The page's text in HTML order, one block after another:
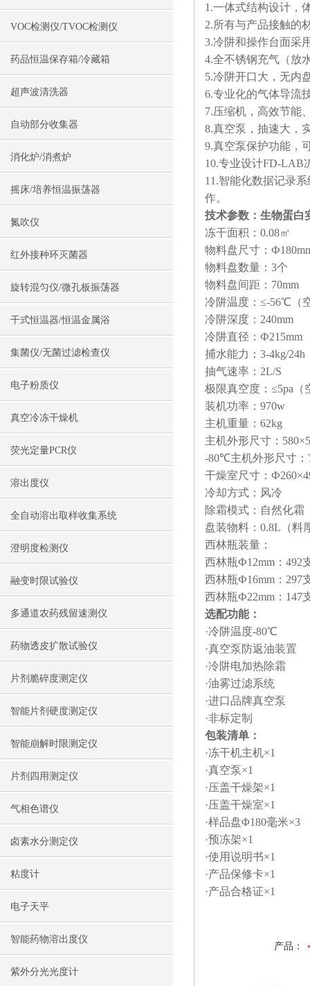
VOC检测仪/TVOC检测仪
药品恒温保存箱/冷藏箱
超声波清洗器
自动部分收集器
消化炉/消煮炉
摇床/培养恒温振荡器
氮吹仪
红外接种环灭菌器
旋转混匀仪/微孔板振荡器
干式恒温器/恒温金属浴
集菌仪/无菌过滤检查仪
电子粉质仪
真空冷冻干燥机
荧光定量PCR仪
溶出度仪
全自动溶出取样收集系统
澄明度检测仪
融变时限试验仪
多通道农药残留速测仪
药物透皮扩散试验仪
片剂脆碎度测定仪
智能片剂硬度测定仪
智能崩解时限测定仪
片剂四用测定仪
气相色谱仪
卤素水分测定仪
粘度计
电子天平
智能药物溶出度仪
紫外分光光度计
1.一体式结构设计，
2.所有与产品接触的
3.冷阱和操作台面采
4.全不锈钢充气（放
5.冷阱开口大，无内
6.专业化的气体导流
7.压缩机，高效节能
8.真空泵，抽速大，
9.真空泵保护功能，
10.专业设计FD-LAB
11.智能化数据记录
作。
技术参数： 生物蛋白
冻干面积：0.08㎡
物料盘尺寸：
物料盘数量：3个
物料盘间距：70mm
冷阱温度：≤-56℃（
冷阱深度：240mm
冷阱直径：Ф215mm
捕水能力：3-4kg/24h
抽气速率：2L/S
极限真空度：≤5pa（
装机功率：970w
主机重量：62kg
主机外形尺寸：
-80℃主机外形尺寸：
干燥室尺寸：
冷却方式：风冷
除霜模式：自然化霜
盘装物料：0.8L（料
西林瓶装量：
西林瓶Ф12mm：492
西林瓶Ф16mm：297
西林瓶Ф22mm：147
选配功能：
·冷阱温度-80℃
·真空泵防返油装置
·冷阱电加热除霜
·油雾过滤系统
·进口品牌真空泵
·非标定制
包装清单：
·冻干机主机×1
·真空泵×1
·压盖干燥架×1
·压盖干燥室×1
·样品盘Φ180毫米×3
·预冻架×1
·使用说明书×1
·产品保修卡×1
·产品合格证×1
产品：